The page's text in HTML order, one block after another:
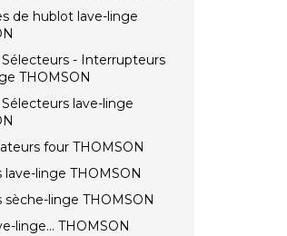
de hublot lave-linge
Sélecteurs - Interrupteurs
THOMSON
Sélecteurs lave-linge
four THOMSON
lave-linge THOMSON
sèche-linge THOMSON
linge... THOMSON